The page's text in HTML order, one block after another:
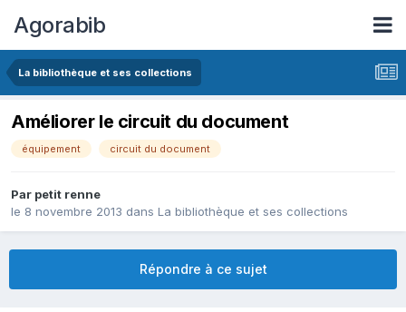
Agorabib
La bibliothèque et ses collections
Améliorer le circuit du document
équipement circuit du document
Par petit renne
le 8 novembre 2013 dans La bibliothèque et ses collections
Répondre à ce sujet